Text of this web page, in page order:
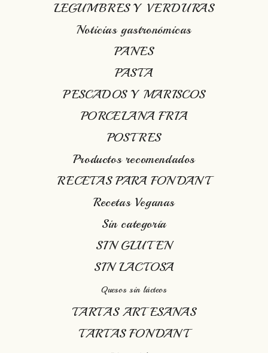
LEGUMBRES Y VERDURAS
Noticias gastronómicas
PANES
PASTA
PESCADOS Y MARISCOS
PORCELANA FRIA
POSTRES
Productos recomendados
RECETAS PARA FONDANT
Recetas Veganas
Sin categoría
SIN GLUTEN
SIN LACTOSA
Quesos sin lácteos
TARTAS ARTESANAS
TARTAS FONDANT